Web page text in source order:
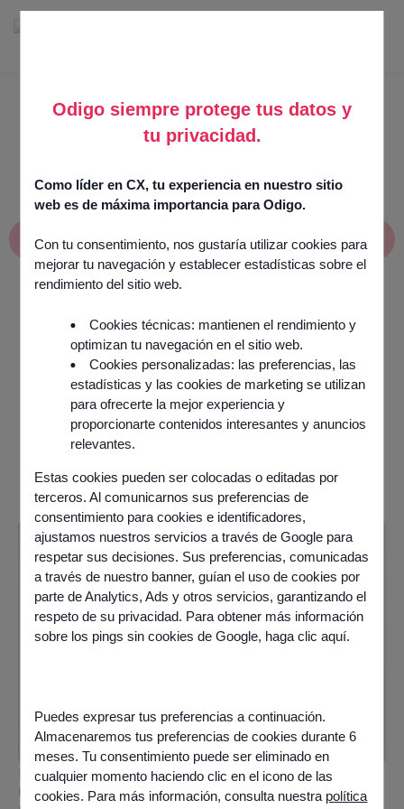
Odigo siempre protege tus datos y
tu privacidad.
Como líder en CX, tu experiencia en nuestro sitio
web es de máxima importancia para Odigo.
Con tu consentimiento, nos gustaría utilizar cookies para
mejorar tu navegación y establecer estadísticas sobre el
rendimiento del sitio web.
Cookies técnicas: mantienen el rendimiento y
optimizan tu navegación en el sitio web.
Cookies personalizadas: las preferencias, las
estadísticas y las cookies de marketing se utilizan
para ofrecerte la mejor experiencia y
proporcionarte contenidos interesantes y anuncios
relevantes.
Estas cookies pueden ser colocadas o editadas por
terceros. Al comunicarnos sus preferencias de
consentimiento para cookies e identificadores,
ajustamos nuestros servicios a través de Google para
respetar sus decisiones. Sus preferencias, comunicadas
a través de nuestro banner, guían el uso de cookies por
parte de Analytics, Ads y otros servicios, garantizando el
respeto de su privacidad. Para obtener más información
sobre los pings sin cookies de Google, haga clic aquí.
Puedes expresar tus preferencias a continuación.
Almacenaremos tus preferencias de cookies durante 6
meses. Tu consentimiento puede ser eliminado en
cualquier momento haciendo clic en el icono de las
cookies. Para más información, consulta nuestra política
Prensa y noticias
Noticias
NEWS,PRESS RELEASE
Odigo refuerza su posición como Líder